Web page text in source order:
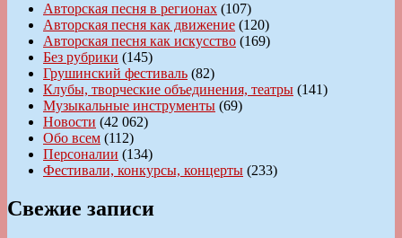
Авторская песня в регионах (107)
Авторская песня как движение (120)
Авторская песня как искусство (169)
Без рубрики (145)
Грушинский фестиваль (82)
Клубы, творческие объединения, театры (141)
Музыкальные инструменты (69)
Новости (42 062)
Обо всем (112)
Персоналии (134)
Фестивали, конкурсы, концерты (233)
Свежие записи